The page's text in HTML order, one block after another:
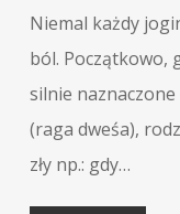
Niemal każdy
ból. Początkowo,
silnie
(raga dweśa),
zły np.: gdy…